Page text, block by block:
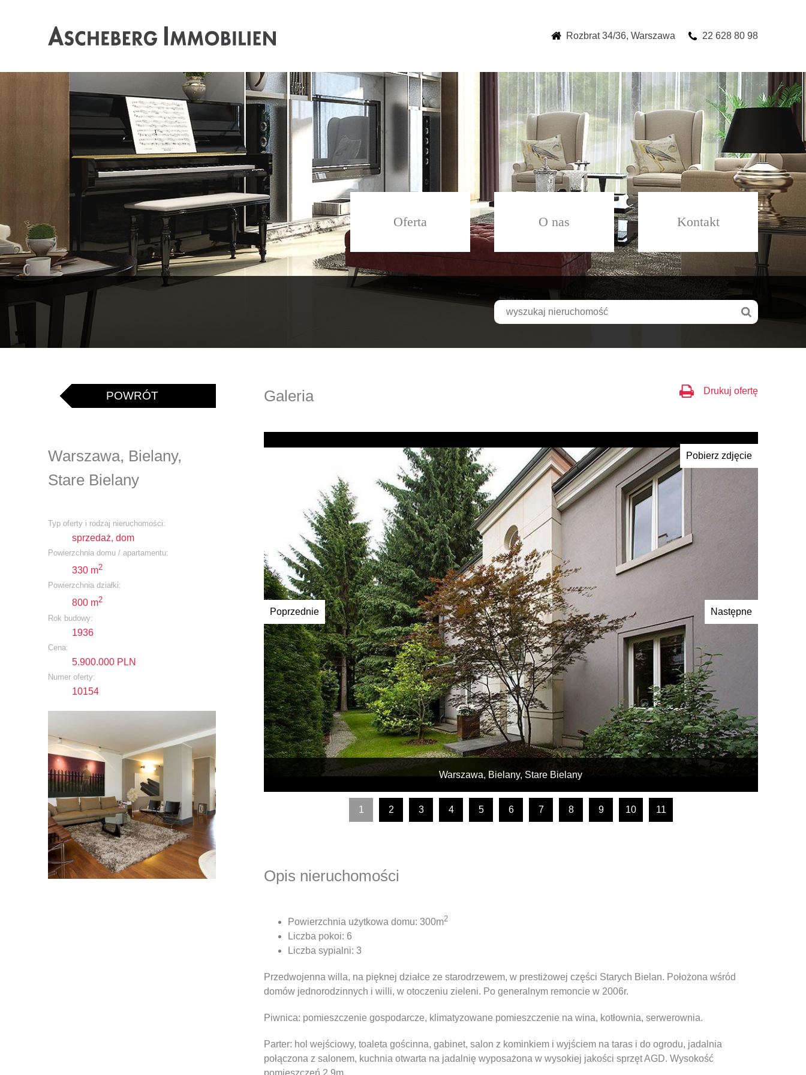
Rozbrat 34/36, Warszawa 22 628 80 98
Oferta O nas Kontakt
POWRÓT
Warszawa, Bielany,
Stare Bielany
Typ oferty i rodzaj nieruchomości:
sprzedaż, dom
Powierzchnia domu / apartamentu:
330 m2
Powierzchnia działki:
800 m2
Rok budowy:
1936
Cena:
5.900.000 PLN
Numer oferty:
10154
Drukuj ofertę
Galeria
Pobierz zdjęcie
Warszawa, Bielany, Stare Bielany
Poprzednie Następne
1 2 3 4 5 6 7 8 9 10 11
Opis nieruchomości
Powierzchnia użytkowa domu: 300m2
Liczba pokoi: 6
Liczba sypialni: 3
Przedwojenna willa, na pięknej działce ze starodrzewem, w prestiżowej części Starych Bielan. Położona wśród
domów jednorodzinnych i willi, w otoczeniu zieleni. Po generalnym remoncie w 2006r.
Piwnica: pomieszczenie gospodarcze, klimatyzowane pomieszczenie na wina, kotłownia, serwerownia.
Parter: hol wejściowy, toaleta gościnna, gabinet, salon z kominkiem i wyjściem na taras i do ogrodu, jadalnia
połączona z salonem, kuchnia otwarta na jadalnię wyposażona w wysokiej jakości sprzęt AGD. Wysokość